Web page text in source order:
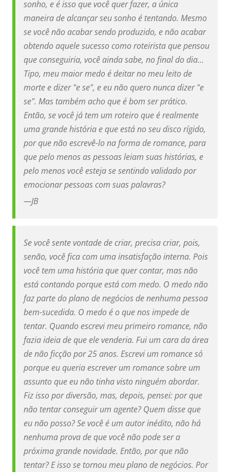
sonho, e é isso que você quer fazer, a única
maneira de alcançar seu sonho é tentando. Mesmo
se você não acabar sendo produzido, e não acabar
obtendo aquele sucesso como roteirista que pensou
que conseguiria, você ainda sabe, no final do dia...
Tipo, meu maior medo é deitar no meu leito de
morte e dizer "e se", e eu não quero nunca dizer "e
se". Mas também acho que é bom ser prático.
Então, se você já tem um roteiro que é realmente
uma grande história e que está no seu disco rígido,
por que não escrevê-lo na forma de romance, para
que pelo menos as pessoas leiam suas histórias, e
pelo menos você esteja se sentindo validado por
emocionar pessoas com suas palavras?
—JB
Se você sente vontade de criar, precisa criar, pois,
senão, você fica com uma insatisfação interna. Pois
você tem uma história que quer contar, mas não
está contando porque está com medo. O medo não
faz parte do plano de negócios de nenhuma pessoa
bem-sucedida. O medo é o que nos impede de
tentar. Quando escrevi meu primeiro romance, não
fazia ideia de que ele venderia. Fui um cara da área
de não ficção por 25 anos. Escrevi um romance só
porque eu queria escrever um romance sobre um
assunto que eu não tinha visto ninguém abordar.
Fiz isso por diversão, mas, depois, pensei: por que
não tentar conseguir um agente? Quem disse que
eu não posso? Se você é um autor inédito, não há
nenhuma prova de que você não pode ser a
próxima grande novidade. Então, por que não
tentar? E isso se tornou meu plano de negócios. Por